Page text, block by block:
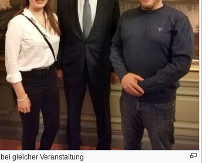
bei gleicher Veranstaltung